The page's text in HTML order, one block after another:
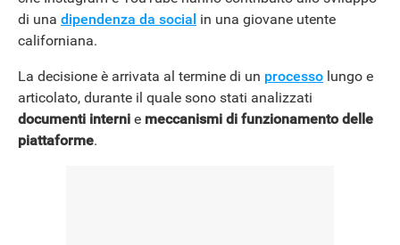
di una dipendenza da social in una giovane utente
californiana.
La decisione è arrivata al termine di un processo lungo e
articolato, durante il quale sono stati analizzati
documenti interni e meccanismi di funzionamento delle
piattaforme.